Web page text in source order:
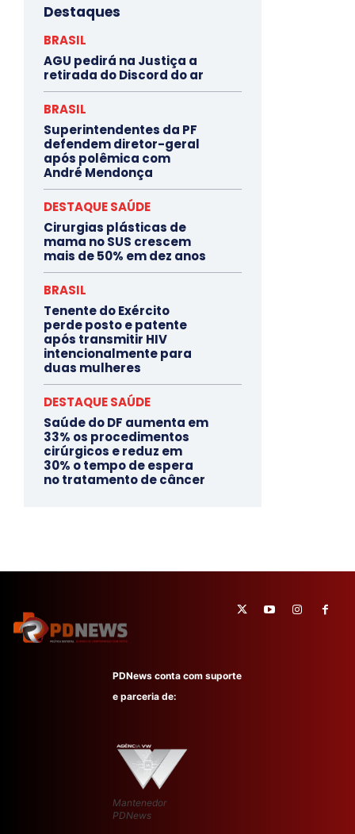
Destaques
BRASIL
AGU pedirá na Justiça a
retirada do Discord do ar
BRASIL
Superintendentes da PF
defendem diretor-geral
após polêmica com
André Mendonça
DESTAQUE SAÚDE
Cirurgias plásticas de
mama no SUS crescem
mais de 50% em dez anos
BRASIL
Tenente do Exército
perde posto e patente
após transmitir HIV
intencionalmente para
duas mulheres
DESTAQUE SAÚDE
Saúde do DF aumenta em
33% os procedimentos
cirúrgicos e reduz em
30% o tempo de espera
no tratamento de câncer
PDNews conta com suporte
e parceria de:
Mantenedor
PDNews